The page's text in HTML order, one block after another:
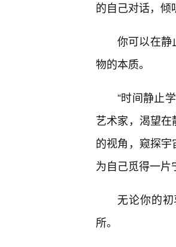
的自己对话，倾
你可以在静
物的本质。
“时间静止
艺术家，渴望
的视角，窥探宇
为自己觅得一片
无论你的
所。